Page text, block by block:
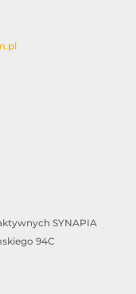
SYNAPIA
94C